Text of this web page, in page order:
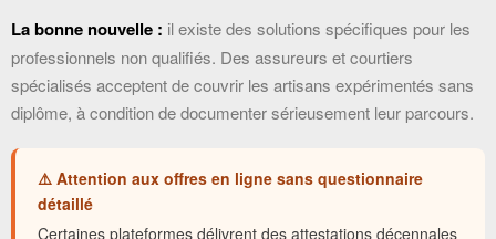
La bonne nouvelle : il existe des solutions spécifiques pour les
professionnels non qualifiés. Des assureurs et courtiers
spécialisés acceptent de couvrir les artisans expérimentés sans
diplôme, à condition de documenter sérieusement leur parcours.
⚠️ Attention aux offres en ligne sans questionnaire
détaillé
Certaines plateformes délivrent des attestations décennales